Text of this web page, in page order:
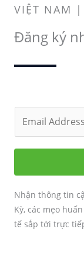
VIỆT NAM |
Đăng ký
m
l
Nhận thông tin
Kỳ, các mẹo
tế sắp tới trực